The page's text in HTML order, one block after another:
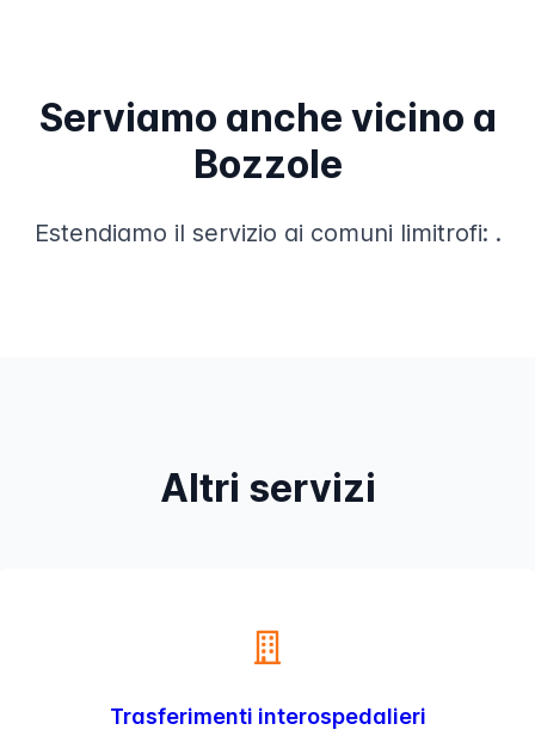
Serviamo anche vicino a
Bozzole
Estendiamo il servizio ai comuni limitrofi: .
Altri servizi
Trasferimenti interospedalieri